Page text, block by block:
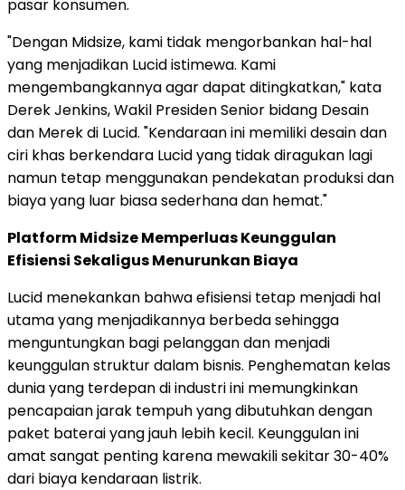
pasar konsumen.
"Dengan Midsize, kami tidak mengorbankan hal-hal
yang menjadikan Lucid istimewa. Kami
mengembangkannya agar dapat ditingkatkan," kata
Derek Jenkins, Wakil Presiden Senior bidang Desain
dan Merek di Lucid. "Kendaraan ini memiliki desain dan
ciri khas berkendara Lucid yang tidak diragukan lagi
namun tetap menggunakan pendekatan produksi dan
biaya yang luar biasa sederhana dan hemat."
Platform Midsize Memperluas Keunggulan
Efisiensi Sekaligus Menurunkan Biaya
Lucid menekankan bahwa efisiensi tetap menjadi hal
utama yang menjadikannya berbeda sehingga
menguntungkan bagi pelanggan dan menjadi
keunggulan struktur dalam bisnis. Penghematan kelas
dunia yang terdepan di industri ini memungkinkan
pencapaian jarak tempuh yang dibutuhkan dengan
paket baterai yang jauh lebih kecil. Keunggulan ini
amat sangat penting karena mewakili sekitar 30-40%
dari biaya kendaraan listrik.